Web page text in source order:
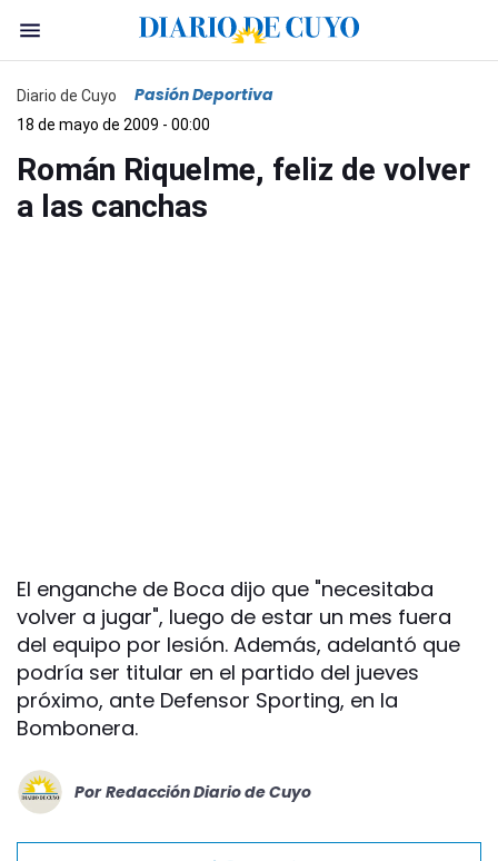
Diario de Cuyo Pasión Deportiva
18 de mayo de 2009 - 00:00
Román Riquelme, feliz de volver
a las canchas
El enganche de Boca dijo que "necesitaba
volver a jugar", luego de estar un mes fuera
del equipo por lesión. Además, adelantó que
podría ser titular en el partido del jueves
próximo, ante Defensor Sporting, en la
Bombonera.
Por Redacción Diario de Cuyo